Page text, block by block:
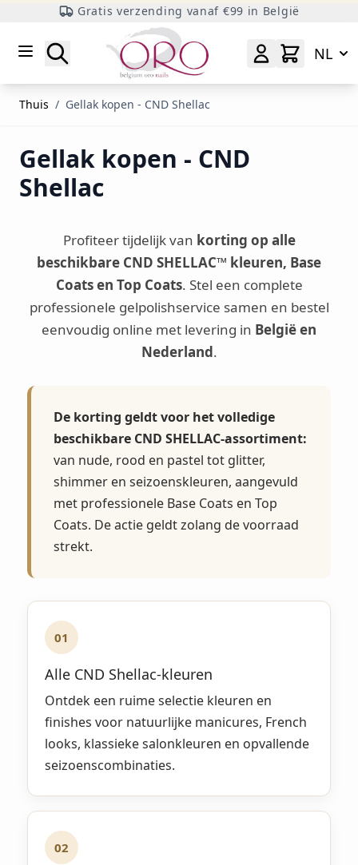
Gratis verzending vanaf €99 in België
Zoeken
NL
Thuis / Gellak kopen - CND Shellac
Gellak kopen - CND
Shellac
Profiteer tijdelijk van korting op alle
beschikbare CND SHELLAC™ kleuren, Base
Coats en Top Coats. Stel een complete
professionele gelpolishservice samen en bestel
eenvoudig online met levering in België en
Nederland.
De korting geldt voor het volledige
beschikbare CND SHELLAC-assortiment:
van nude, rood en pastel tot glitter,
shimmer en seizoenskleuren, aangevuld
met professionele Base Coats en Top
Coats. De actie geldt zolang de voorraad
strekt.
01
Alle CND Shellac-kleuren
Ontdek een ruime selectie kleuren en
finishes voor natuurlijke manicures, French
looks, klassieke salonkleuren en opvallende
seizoenscombinaties.
02